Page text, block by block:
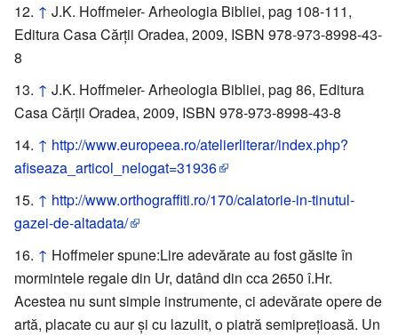
↑ J.K. Hoffmeier- Arheologia Bibliei, pag 108-111,
Editura Casa Cărţii Oradea, 2009, ISBN 978-973-8998-43-
8
↑ J.K. Hoffmeier- Arheologia Bibliei, pag 86, Editura
Casa Cărţii Oradea, 2009, ISBN 978-973-8998-43-8
↑ http://www.europeea.ro/atelierliterar/index.php?
afiseaza_articol_nelogat=31936
↑ http://www.orthograffiti.ro/170/calatorie-in-tinutul-
gazei-de-altadata/
↑ Hoffmeier spune:Lire adevărate au fost găsite în
mormintele regale din Ur, datând din cca 2650 î.Hr.
Acestea nu sunt simple instrumente, ci adevărate opere de
artă, placate cu aur şi cu lazulit, o piatră semipreţioasă. Un